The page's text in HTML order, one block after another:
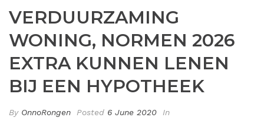
VERDUURZAMING
WONING, NORMEN 2026
EXTRA KUNNEN LENEN
BIJ EEN HYPOTHEEK
By OnnoRongen Posted 6 June 2020 In